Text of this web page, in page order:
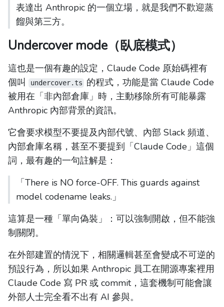
表達出 Anthropic 的一個立場，就是我們不歡迎蒸
餾與第三方。
Undercover mode（臥底模式）
這也是一個有趣的設定，Claude Code 原始碼裡有
個叫
undercover.ts
的程式，功能是當 Claude Code
被用在「非內部倉庫」時，主動移除所有可能暴露
Anthropic 內部背景的資訊。
它會要求模型不要提及內部代號、內部 Slack 頻道、
內部倉庫名稱，甚至不要提到「Claude Code」這個
詞，最有趣的一句註解是：
「There is NO force-OFF. This guards against
model codename leaks.」
這算是一種「單向偽裝」：可以強制開啟，但不能強
制關閉。
在外部建置的情況下，相關邏輯甚至會變成不可逆的
預設行為，所以如果 Anthropic 員工在開源專案裡用
Claude Code 寫 PR 或 commit，這套機制可能會讓
外部人士完全看不出有 AI 參與。